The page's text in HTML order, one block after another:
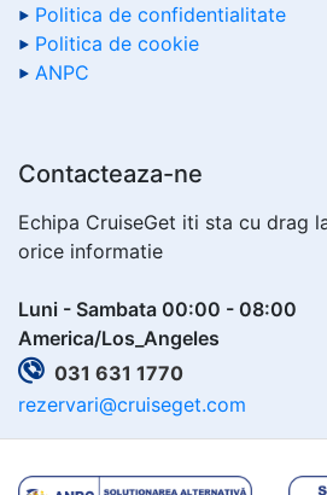
Politica de confidentialitate
Politica de cookie
ANPC
Contacteaza-ne
Echipa CruiseGet iti sta cu drag
orice informatie
Luni - Sambata 00:00 - 08:00
America/Los_Angeles
031 631 1770
rezervari@cruiseget.com